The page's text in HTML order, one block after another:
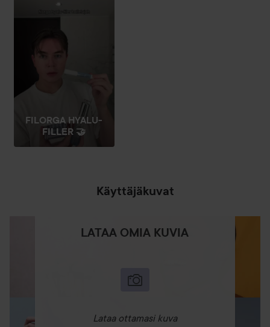
jotka kohentavat huulten rakennetta ja silottavat juonteita.
*Kliininen arviointi, 30 naista, välittömästi Hyalu-Filler Lips
-huulivoiteen levityksen jälkeen.
Levitä huulille päivittäin. Tekee huulista välittömästi
täyteläiset ja antaa niille luonnollisen roosansävyn.
FILORGA HYALU-
FILLER 🤝
Käyttäjäkuvat
LATAA OMIA KUVIA
Lataa ottamasi kuva